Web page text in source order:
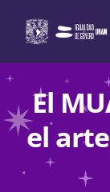
content
El
el